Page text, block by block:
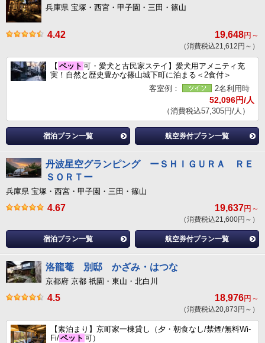
兵庫県 宝塚・西宮・甲子園・三田・篠山
4.42 19,648円～
（消費税込21,612円～）
【 ペット 可・愛犬と古民家ステイ】愛犬用アメニティ充
実！自然と歴史豊かな篠山城下町に泊まる＜2食付＞
客室例：
2名利用時
52,096円/人
（消費税込57,305円/人）
宿泊プラン一覧 航空券付プラン一覧
丹波星空グランピング ーＳＨＩＧＵＲＡ ＲＥ
ＳＯＲＴー
兵庫県 宝塚・西宮・甲子園・三田・篠山
4.67 19,637円～
（消費税込21,600円～）
宿泊プラン一覧 航空券付プラン一覧
洛龍菴 別邸 かざみ・はつな
京都府 京都 祇園・東山・北白川
4.5 18,976円～
（消費税込20,873円～）
【素泊まり】京町家一棟貸し（夕・朝食なし/禁煙/無料Wi-
Fi/ペット 可）